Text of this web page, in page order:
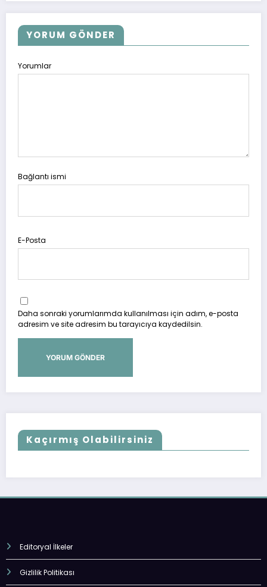
YORUM GÖNDER
Yorumlar
Bağlantı ismi
E-Posta
Daha sonraki yorumlarımda kullanılması için adım, e-posta
adresim ve site adresim bu tarayıcıya kaydedilsin.
Kaçırmış Olabilirsiniz
Editoryal İlkeler
Gizlilik Politikası